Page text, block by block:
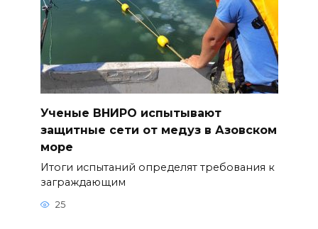
Ученые ВНИРО испытывают
защитные сети от медуз в Азовском
море
Итоги испытаний определят требования к
заграждающим
25